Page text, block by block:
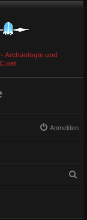
Archäologie und
Anmelden